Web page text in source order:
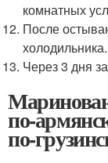
комнатных
После
холодильника.
Через 3 дня
по-
по-